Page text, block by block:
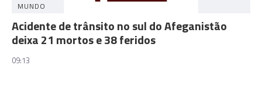
MUNDO
Acidente de trânsito no sul do Afeganistão
deixa 21 mortos e 38 feridos
09:13